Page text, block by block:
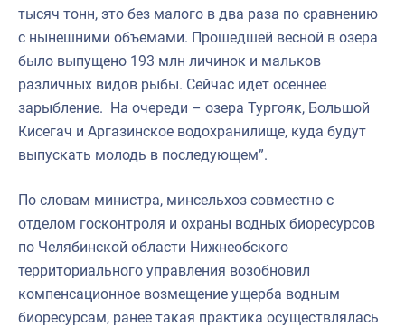
тысяч тонн, это без малого в два раза по сравнению
с нынешними объемами. Прошедшей весной в озера
было выпущено 193 млн личинок и мальков
различных видов рыбы. Сейчас идет осеннее
зарыбление. На очереди – озера Тургояк, Большой
Кисегач и Аргазинское водохранилище, куда будут
выпускать молодь в последующем”.
По словам министра, минсельхоз совместно с
отделом госконтроля и охраны водных биоресурсов
по Челябинской области Нижнеобского
территориального управления возобновил
компенсационное возмещение ущерба водным
биоресурсам, ранее такая практика осуществлялась